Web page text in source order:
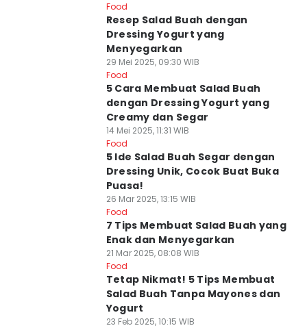
Food
Resep Salad Buah dengan
Dressing Yogurt yang
Menyegarkan
29 Mei 2025, 09:30 WIB
Food
5 Cara Membuat Salad Buah
dengan Dressing Yogurt yang
Creamy dan Segar
14 Mei 2025, 11:31 WIB
Food
5 Ide Salad Buah Segar dengan
Dressing Unik, Cocok Buat Buka
Puasa!
26 Mar 2025, 13:15 WIB
Food
7 Tips Membuat Salad Buah yang
Enak dan Menyegarkan
21 Mar 2025, 08:08 WIB
Food
Tetap Nikmat! 5 Tips Membuat
Salad Buah Tanpa Mayones dan
Yogurt
23 Feb 2025, 10:15 WIB